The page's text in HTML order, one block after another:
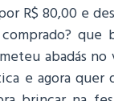
R$ 80,00 e
que
abadás no
e agora quer